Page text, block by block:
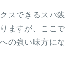
スできるスパ銭
ますが、ここで
の強い味方にな